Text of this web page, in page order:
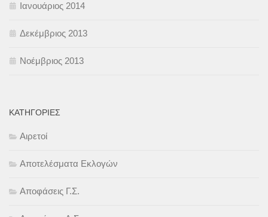
Ιανουάριος 2014
Δεκέμβριος 2013
Νοέμβριος 2013
KΑΤΗΓΟΡΊΕΣ
Αιρετοί
Αποτελέσματα Εκλογών
Αποφάσεις Γ.Σ.